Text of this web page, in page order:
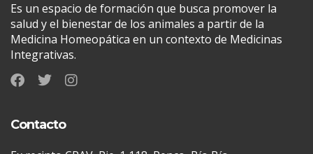
Es un espacio de formación que busca promover la
salud y el bienestar de los animales a partir de la
Medicina Homeopática en un contexto de Medicinas
Integrativas.
Contacto